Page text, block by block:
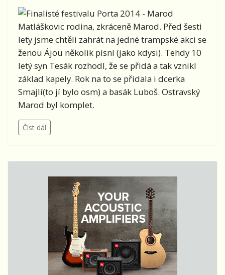
Matláškovic rodina, zkráceně Marod. Před šesti
lety jsme chtěli zahrát na jedné trampské akci se
ženou Ájou několik písní (jako kdysi). Tehdy 10
letý syn Tesák rozhodl, že se přidá a tak vznikl
základ kapely. Rok na to se přidala i dcerka
Smajlí(to jí bylo osm) a basák Luboš. Ostravský
Marod byl komplet.
Číst dál